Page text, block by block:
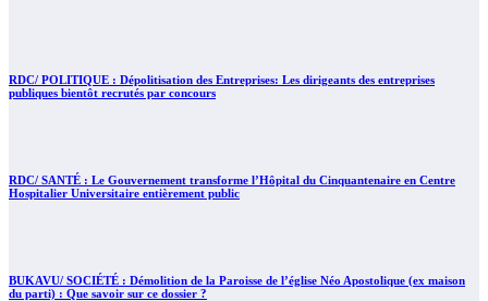
RDC/ POLITIQUE : Dépolitisation des Entreprises: Les dirigeants des entreprises
publiques bientôt recrutés par concours
RDC/ SANTÉ : Le Gouvernement transforme l’Hôpital du Cinquantenaire en Centre
Hospitalier Universitaire entièrement public
BUKAVU/ SOCIÉTÉ : Démolition de la Paroisse de l’église Néo Apostolique (ex maison
du parti) : Que savoir sur ce dossier ?